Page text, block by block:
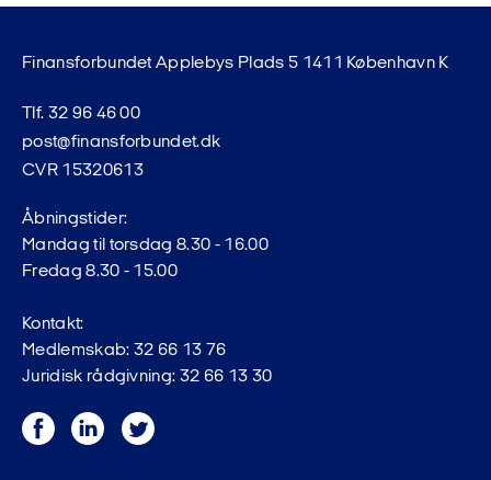
Finansforbundet Applebys Plads 5 1411 København K
Tlf. 32 96 46 00
post@finansforbundet.dk
CVR 15320613
Åbningstider:
Mandag til torsdag 8.30 - 16.00
Fredag 8.30 - 15.00
Kontakt:
Medlemskab: 32 66 13 76
Juridisk rådgivning: 32 66 13 30
FacebookLinkedInTwitter